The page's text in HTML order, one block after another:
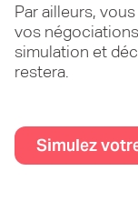
Par ailleurs,
vos
simulation et
restera.
Simulez